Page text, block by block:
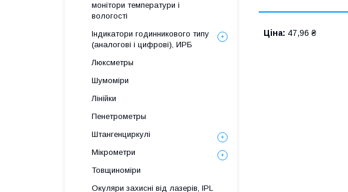
Ціна: 47,96 ₴
монітори температури і
вологості
Індикатори годинникового типу
(аналогові і цифрові), ИРБ
Люксметры
Шумоміри
Лінійки
Пенетрометры
Штангенциркулі
Мікрометри
Товщиноміри
Окуляри захисні від лазерів, IPL